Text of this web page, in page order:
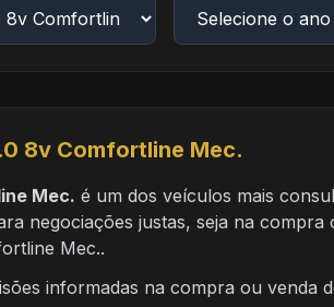
8v Comfortline Mec.
Mec. é um dos veículos mais
negociações justas, seja na compra
Mec..
informadas na compra ou venda